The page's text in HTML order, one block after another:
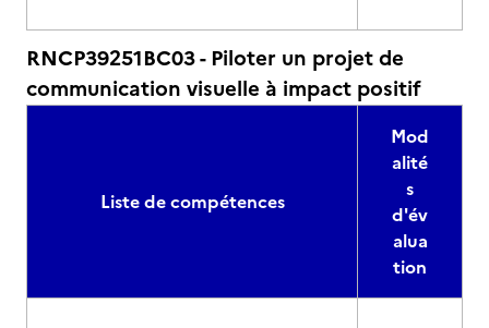
RNCP39251BC03 - Piloter un projet de
communication visuelle à impact positif
Liste de compétences
Mod
alité
s
d'év
alua
tion